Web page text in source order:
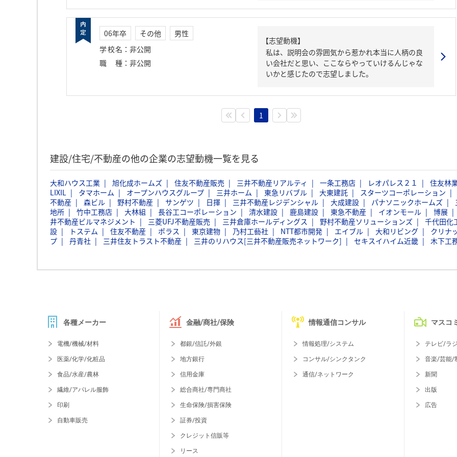
06年卒 その他
男性
学校名 ： 非公開
職種 ： 非公開
【志望動機】
私は、説明会の雰囲気から惹かれ本当に人柄の良
い会社だと思い、ここならやっていけるんじゃな
いかと感じたので志望しました。
1
建設/住宅/不動産の他の企業の志望動機一覧を見る
大和ハウス工業 旭化成ホームズ 住友不動産販売 三井不動産リアルティ 一条工務店 レオパレス２１
住友林
LIXIL
タマホーム オープンハウスグループ 三井ホーム 東急リバブル 大東建託 スターツコーポレーション
不動産
森ビル 野村不動産 サンゲツ 日揮 三井不動産レジデンシャル 大成建設 パナソニックホームズ
地所
竹中工務店 大林組 長谷工コーポレーション 清水建設 鹿島建設 東急不動産 イオンモール 博展
井不動産ビルマネジメント
三菱UFJ不動産販売 三井倉庫ホールディングス 野村不動産ソリューションズ
千代田化
設
トステム 住友不動産 ポラス 東京建物 乃村工藝社 NTT都市開発 エイブル 大和リビング
クリナ
プ
丹青社 三井住友トラスト不動産 三井のリハウス[三井不動産販売ネットワーク] セキスイハイム近畿 木下工
各種メーカー
電機/機械/材料
医薬/化学/化粧品
食品/水産/農林
繊維/アパレル服飾
印刷
自動車販売
金融/商社/保険
都銀/信託/外銀
地方銀行
信用金庫
総合商社/専門商社
生命保険/損害保険
証券/投資
クレジット信販等
リース
情報通信コンサル
情報処理/システム
コンサル/シンクタンク
通信/ネットワーク
マスコミ
テレビ/ラ
音楽/芸能/
新聞
出版
広告